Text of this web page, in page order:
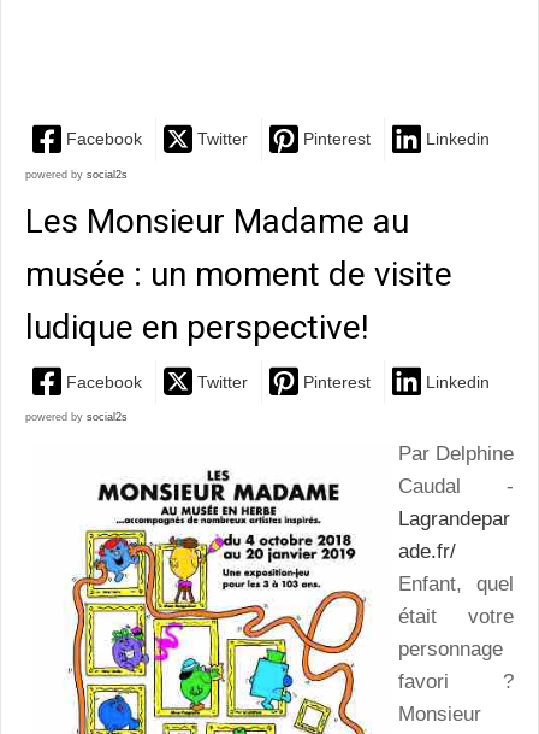
Facebook Twitter Pinterest Linkedin
powered by social2s
Les Monsieur Madame au
musée : un moment de visite
ludique en perspective!
Facebook Twitter Pinterest Linkedin
powered by social2s
Par Delphine
Caudal -
Lagrandepar
ade.fr/
Enfant, quel
était votre
personnage
favori ?
Monsieur